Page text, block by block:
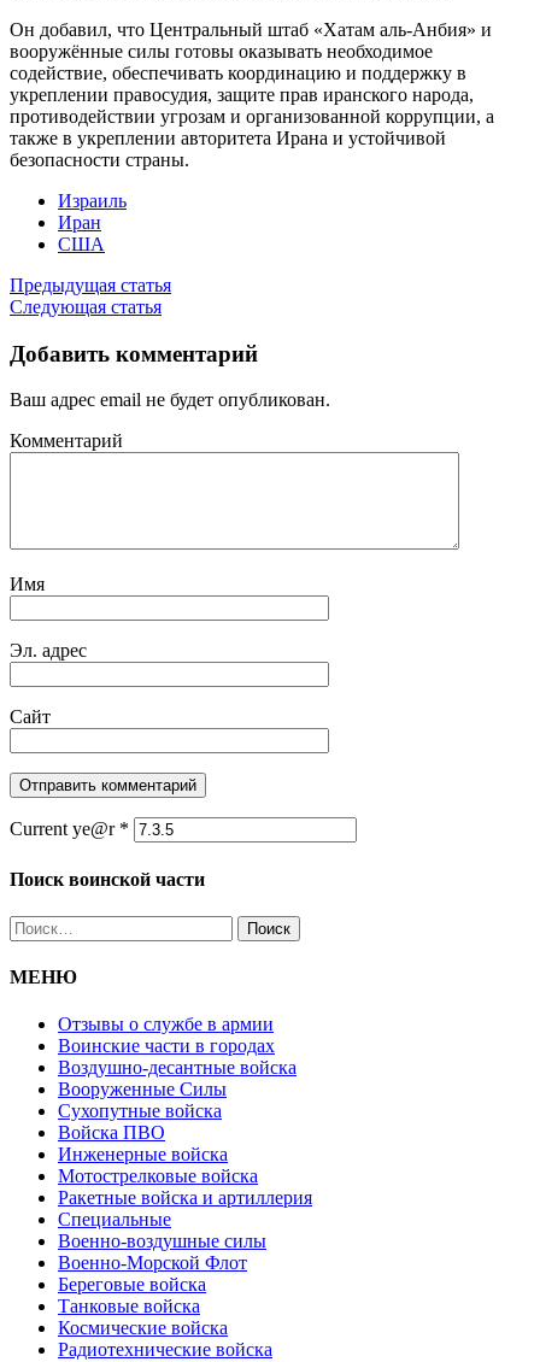
Он добавил, что Центральный штаб «Хатам аль‑Анбия» и
вооружённые силы готовы оказывать необходимое
содействие, обеспечивать координацию и поддержку в
укреплении правосудия, защите прав иранского народа,
противодействии угрозам и организованной коррупции, а
также в укреплении авторитета Ирана и устойчивой
безопасности страны.
Израиль
Иран
США
Предыдущая статья
Следующая статья
Добавить комментарий
Ваш адрес email не будет опубликован.
Комментарий
Имя
Эл. адрес
Сайт
Current ye@r *
Поиск воинской части
Найти:
МЕНЮ
Отзывы о службе в армии
Воинские части в городах
Воздушно-десантные войска
Вооруженные Cилы
Cухопутные войска
Войска ПВО
Инженерные войска
Мотострелковые войска
Ракетные войска и артиллерия
Специальные
Военно-воздушные силы
Военно-Морской Флот
Береговые войска
Танковые войска
Космические войска
Радиотехнические войска